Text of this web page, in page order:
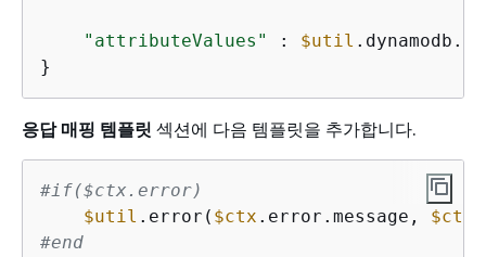
"attributeValues" : $util
}
응답 매핑 템플릿 섹션에 다음 템플릿을 추가합니다.
#if($ctx.error)
$util .error( $ctx .error.message, $ctx
#end